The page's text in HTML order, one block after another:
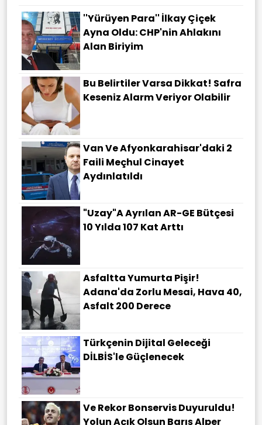
''Yürüyen Para'' İlkay Çiçek
Ayna Oldu: CHP'nin Ahlakını
Alan Biriyim
Bu Belirtiler Varsa Dikkat! Safra
Keseniz Alarm Veriyor Olabilir
Van Ve Afyonkarahisar'daki 2
Faili Meçhul Cinayet
Aydınlatıldı
"Uzay"a Ayrılan AR-GE Bütçesi
10 Yılda 107 Kat Arttı
Asfaltta Yumurta Pişir!
Adana'da Zorlu Mesai, Hava 40,
Asfalt 200 Derece
Türkçenin Dijital Geleceği
DİLBİS'le Güçlenecek
Ve Rekor Bonservis Duyuruldu!
Yolun Açık Olsun Barış Alper